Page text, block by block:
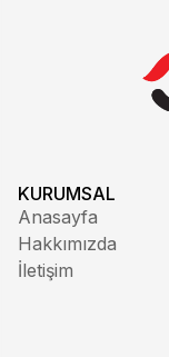
KURUMSAL
Anasayfa
Hakkımızda
İletişim